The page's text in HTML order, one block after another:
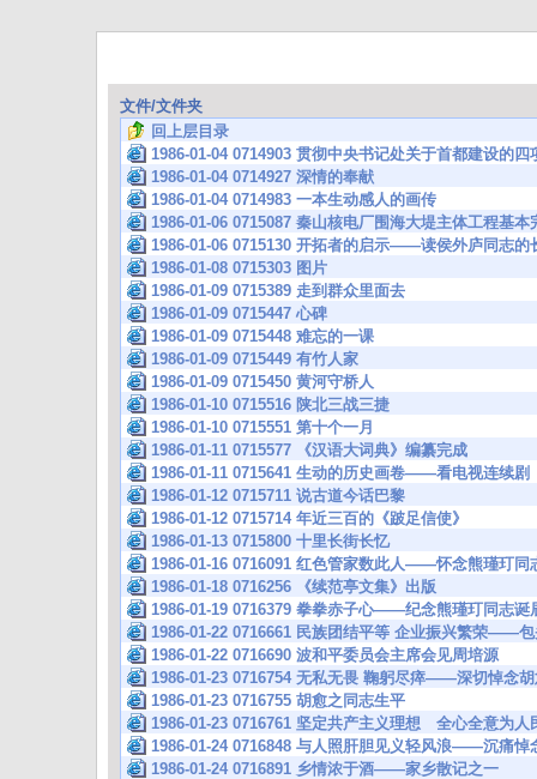
文件/文件夹
回上层目录
1986-01-04 0714903 贯彻中央书记处关于首都建设的
1986-01-04 0714927 深情的奉献
1986-01-04 0714983 一本生动感人的画传
1986-01-06 0715087 秦山核电厂围海大堤主体工程基
1986-01-06 0715130 开拓者的启示——读侯外庐同志的
1986-01-08 0715303 图片
1986-01-09 0715389 走到群众里面去
1986-01-09 0715447 心碑
1986-01-09 0715448 难忘的一课
1986-01-09 0715449 有竹人家
1986-01-09 0715450 黄河守桥人
1986-01-10 0715516 陕北三战三捷
1986-01-10 0715551 第十个一月
1986-01-11 0715577 《汉语大词典》编纂完成
1986-01-11 0715641 生动的历史画卷——看电视连续剧
1986-01-12 0715711 说古道今话巴黎
1986-01-12 0715714 年近三百的《跛足信使》
1986-01-13 0715800 十里长街长忆
1986-01-16 0716091 红色管家数此人——怀念熊瑾玎同
1986-01-18 0716256 《续范亭文集》出版
1986-01-19 0716379 拳拳赤子心——纪念熊瑾玎同志诞
1986-01-22 0716661 民族团结平等 企业振兴繁荣——
1986-01-22 0716690 波和平委员会主席会见周培源
1986-01-23 0716754 无私无畏 鞠躬尽瘁——深切悼念
1986-01-23 0716755 胡愈之同志生平
1986-01-23 0716761 坚定共产主义理想 全心全意为人
1986-01-24 0716848 与人照肝胆见义轻风浪——沉痛悼
1986-01-24 0716891 乡情浓于酒——家乡散记之一